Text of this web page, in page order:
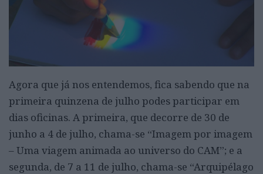
Agora que já nos entendemos, fica sabendo que na
primeira quinzena de julho podes participar em
dias oficinas. A primeira, que decorre de 30 de
junho a 4 de julho, chama-se “Imagem por imagem
– Uma viagem animada ao universo do CAM”; e a
segunda, de 7 a 11 de julho, chama-se “Arquipélago